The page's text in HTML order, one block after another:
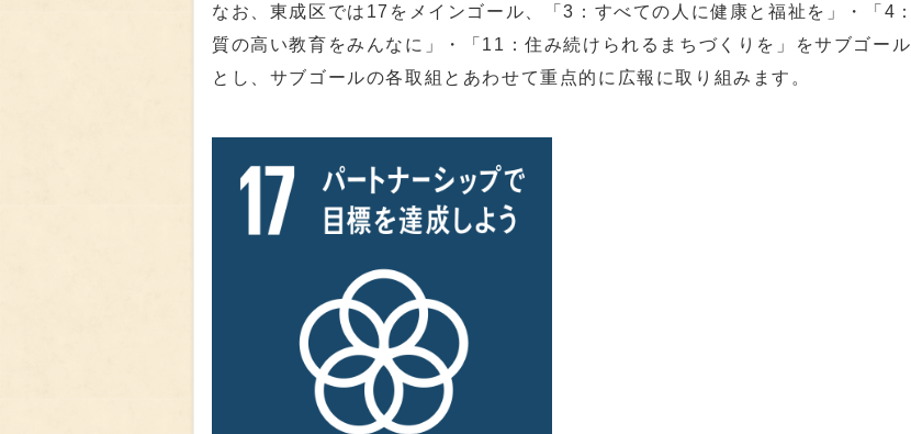
なお、東成区では17をメインゴール、「3：すべての人に健康と福祉を」・「4：
質の高い教育をみんなに」・「11：住み続けられるまちづくりを」をサブゴール
とし、サブゴールの各取組とあわせて重点的に広報に取り組みます。